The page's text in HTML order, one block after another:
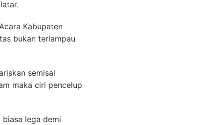
Kabupaten
bukan terlampau
semisal
maka ciri pencelup
lega demi